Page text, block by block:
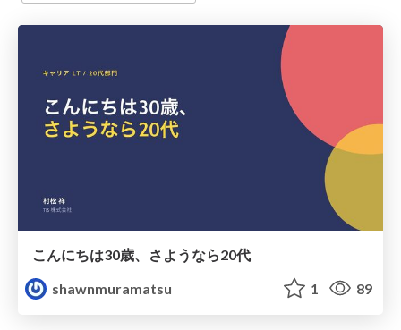
こんにちは30歳、さようなら20代
shawnmuramatsu
1 89